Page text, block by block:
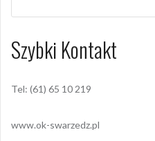
Szybki Kontakt
Tel: (61) 65 10 219
www.ok-swarzedz.pl